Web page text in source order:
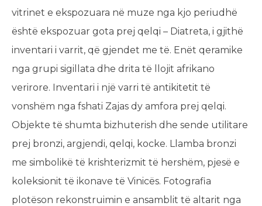
vitrinet e ekspozuara në muze nga kjo periudhë
është ekspozuar gota prej qelqi – Diatreta, i gjithë
inventari i varrit, që gjendet me të. Enët qeramike
nga grupi sigillata dhe drita të llojit afrikano
verirore. Inventari i një varri të antikitetit të
vonshëm nga fshati Zajas dy amfora prej qelqi.
Objekte të shumta bizhuterish dhe sende utilitare
prej bronzi, argjendi, qelqi, kocke. Llamba bronzi
me simbolikë të krishterizmit të hershëm, pjesë e
koleksionit të ikonave të Vinicës. Fotografia
plotëson rekonstruimin e ansamblit të altarit nga